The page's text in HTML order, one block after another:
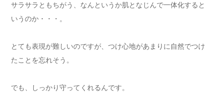
サラサラともちがう、なんというか肌となじんで一体化すると
いうのか・・・。
とても表現が難しいのですが、つけ心地があまりに自然でつけ
たことを忘れそう。
でも、しっかり守ってくれるんです。